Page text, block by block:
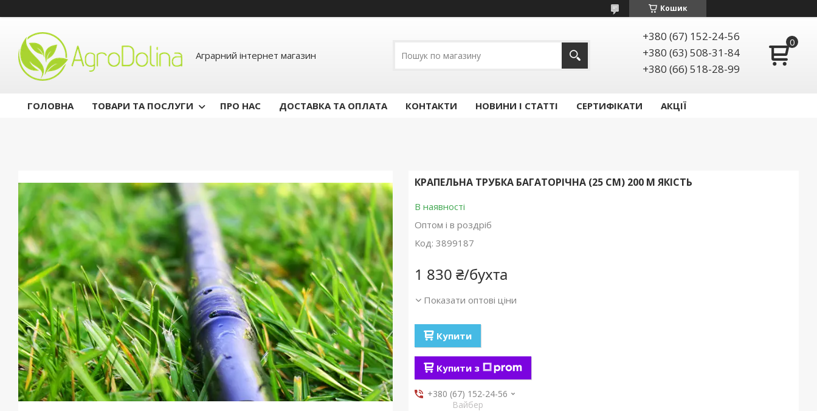
Кошик
Аграрний інтернет магазин
+380 (67) 152-24-56
+380 (63) 508-31-84
+380 (66) 518-28-99
ГОЛОВНА ТОВАРИ ТА ПОСЛУГИ ПРО НАС ДОСТАВКА ТА ОПЛАТА КОНТАКТИ НОВИНИ І СТАТТІ СЕРТИФІКАТИ АКЦІЇ
КРАПЕЛЬНА ТРУБКА БАГАТОРІЧНА (25 СМ) 200 М ЯКІСТЬ
В наявності
Оптом і в роздріб
Код: 3899187
1 830 ₴/бухта
Показати оптові ціни
Купити
Купити з
+380 (67) 152-24-56
Вайбер